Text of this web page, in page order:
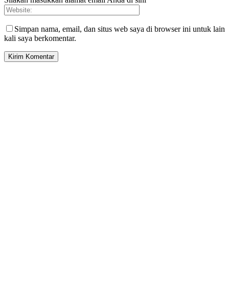
Simpan nama, email, dan situs web saya di browser ini untuk lain
kali saya berkomentar.